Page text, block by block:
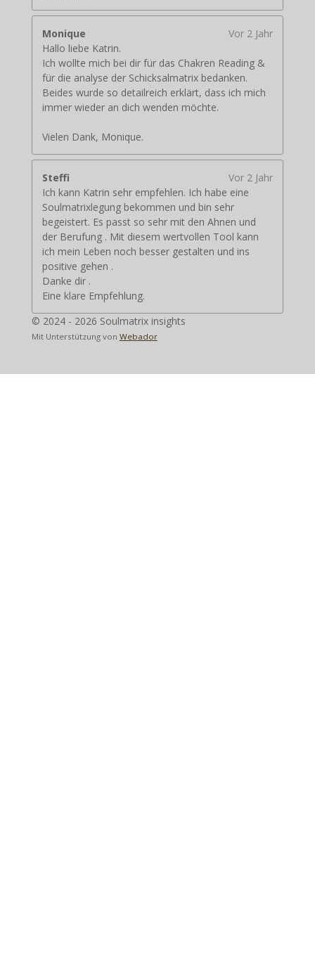
Monique
Vor 2 Jahr
Hallo liebe Katrin.
Ich wollte mich bei dir für das Chakren Reading &
für die analyse der Schicksalmatrix bedanken.
Beides wurde so detailreich erklärt, dass ich mich
immer wieder an dich wenden möchte.
Vielen Dank, Monique.
Steffi
Vor 2 Jahr
Ich kann Katrin sehr empfehlen. Ich habe eine
Soulmatrixlegung bekommen und bin sehr
begeistert. Es passt so sehr mit den Ahnen und
der Berufung . Mit diesem wertvollen Tool kann
ich mein Leben noch besser gestalten und ins
positive gehen .
Danke dir .
Eine klare Empfehlung.
© 2024 - 2026 Soulmatrix insights
Mit Unterstützung von Webador